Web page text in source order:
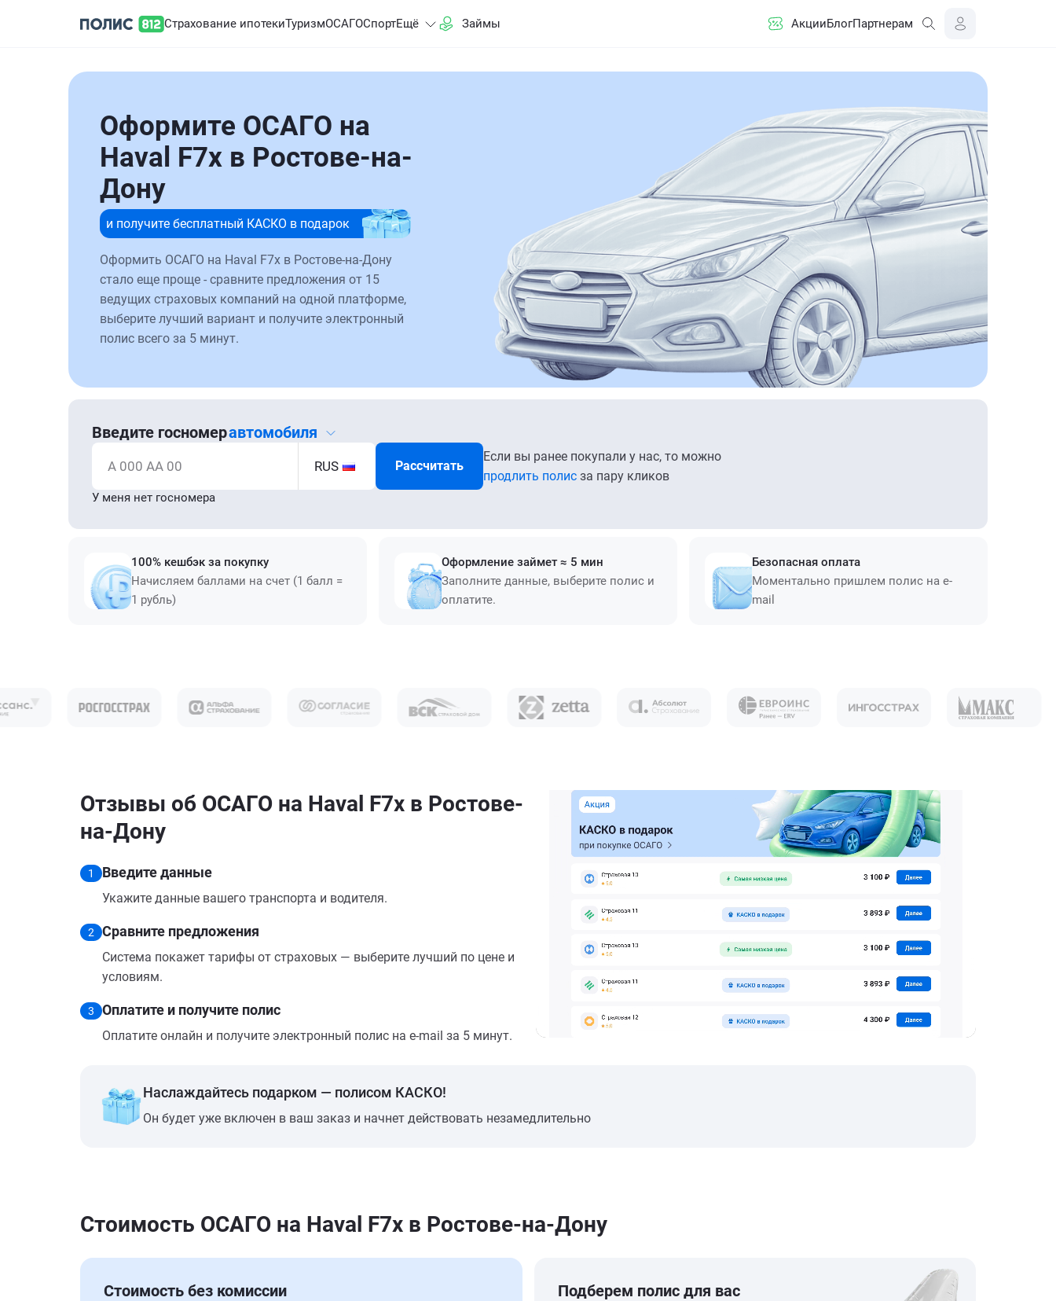
Страхование ипотекиТуризмОСАГОСпортЕщё Займы АкцииБлогПартнерам
Оформите ОСАГО на
Haval F7x в Ростове-на-
Дону
и получите бесплатный КАСКО в подарок
Оформить ОСАГО на Haval F7x в Ростове-на-Дону
стало еще проще - сравните предложения от 15
ведущих страховых компаний на одной платформе,
выберите лучший вариант и получите электронный
полис всего за 5 минут.
Введите госномеравтомобиля
А 000 АА 00 RUS Рассчитать
Если вы ранее покупали у нас, то можно
продлить полис за пару кликов
У меня нет госномера
100% кешбэк за покупку
Начисляем баллами на счет (1 балл =
1 рубль)
Оформление займет ≈ 5 мин
Заполните данные, выберите полис и
оплатите.
Безопасная оплата
Моментально пришлем полис на e-
mail
Отзывы об ОСАГО на Haval F7x в Ростове-
на-Дону
1 Введите данные
Укажите данные вашего транспорта и водителя.
2 Сравните предложения
Система покажет тарифы от страховых — выберите лучший по цене и
условиям.
3 Оплатите и получите полис
Оплатите онлайн и получите электронный полис на e-mail за 5 минут.
Наслаждайтесь подарком — полисом КАСКО!
Он будет уже включен в ваш заказ и начнет действовать незамедлительно
Стоимость ОСАГО на Haval F7x в Ростове-на-Дону
Стоимость без комиссии Подберем полис для вас